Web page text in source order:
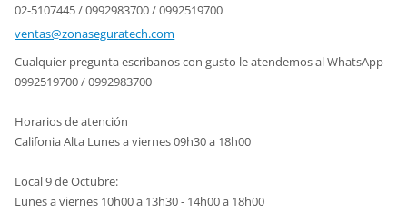
02-5107445 / 0992983700 / 0992519700
ventas@zonaseguratech.com
Cualquier pregunta escribanos con gusto le atendemos al WhatsApp
0992519700 / 0992983700
Horarios de atención
Califonia Alta Lunes a viernes 09h30 a 18h00
Local 9 de Octubre:
Lunes a viernes 10h00 a 13h30 - 14h00 a 18h00